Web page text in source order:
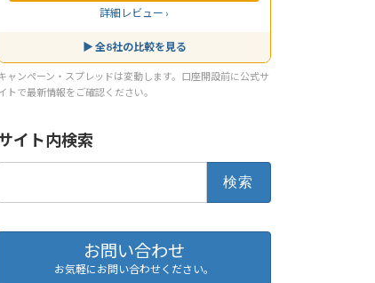
詳細レビュー ›
▶ 全8社の比較を見る
ャンペーン・スプレッドは変動します。口座開設前に公式サ
トで最新情報をご確認ください。
イト内検索
お問い合わせ
お気軽にお問い合わせください。